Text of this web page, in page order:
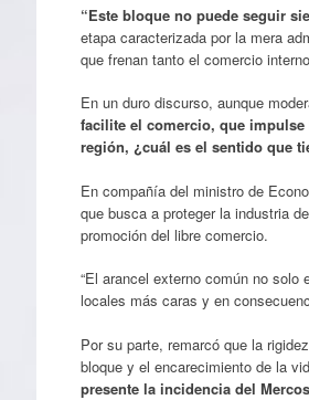
“Este bloque no puede seguir
etapa caracterizada por la mera
que frenan tanto el comercio
En un duro discurso, aunque
facilite el comercio, que
región, ¿cuál es el sentido que
En compañía del ministro de
que busca a proteger la industria
promoción del libre comercio.
“El arancel externo común no
locales más caras y en
Por su parte, remarcó que la
bloque y el encarecimiento de la
presente la incidencia del